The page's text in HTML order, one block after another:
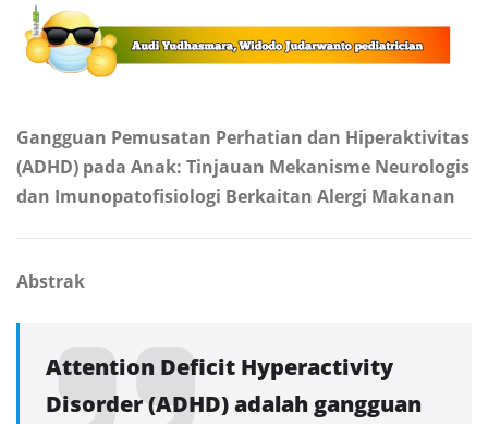
Gangguan Pemusatan Perhatian dan Hiperaktivitas
(ADHD) pada Anak: Tinjauan Mekanisme Neurologis
dan Imunopatofisiologi Berkaitan Alergi Makanan
Abstrak
Attention Deficit Hyperactivity
Disorder (ADHD) adalah gangguan